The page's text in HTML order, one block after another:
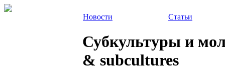
Новости Статьи
Субкультуры и
& subcultures